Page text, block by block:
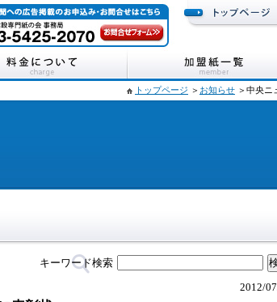
トップページ ＞ お知らせ ＞中央ニ
キーワード検索
2012/